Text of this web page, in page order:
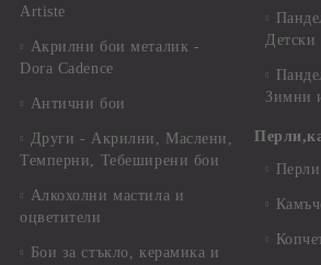
Artiste
Акрилни бои металик -
Dora Cadence
Антични бои
Други - Акрилни, Маслени,
Темперни, Тебеширени бои
Алкохолни мастила и
оцветители
Бои за стъкло, керамика и
Детски
Зимни
Перли